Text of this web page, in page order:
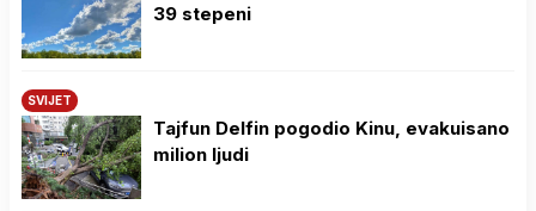
39 stepeni
SVIJET
Tajfun Delfin pogodio Kinu, evakuisano
milion ljudi